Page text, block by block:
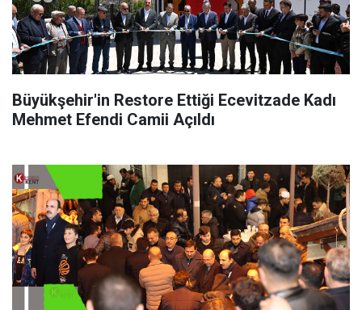
Büyükşehir'in Restore Ettiği Ecevitzade Kadı
Mehmet Efendi Camii Açıldı